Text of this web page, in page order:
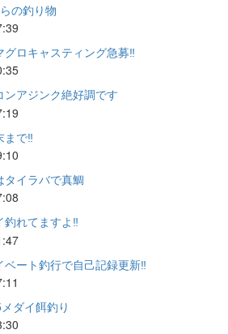
の釣り物
グロキャスティング急募‼️
ンアジンク絶好調です
まで‼️
タイラバで真鯛
釣れてますよ‼️
ベート釣行で自己記録更新‼️
ダイ餌釣り